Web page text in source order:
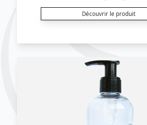
le protocole EN14476+A2).
Découvrir le produit